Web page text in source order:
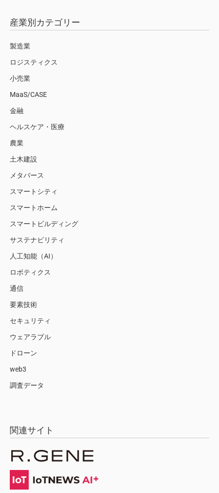
産業別カテゴリー
製造業
ロジスティクス
小売業
MaaS/CASE
金融
ヘルスケア・医療
農業
土木建設
メタバース
スマートシティ
スマートホーム
スマートビルディング
サステナビリティ
人工知能（AI）
ロボティクス
通信
要素技術
セキュリティ
ウェアラブル
ドローン
web3
調査データ
関連サイト